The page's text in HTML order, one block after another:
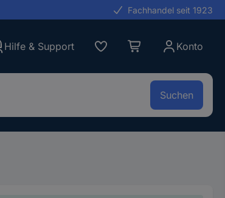
Fachhandel seit 1923
Hilfe & Support Konto
Suchen